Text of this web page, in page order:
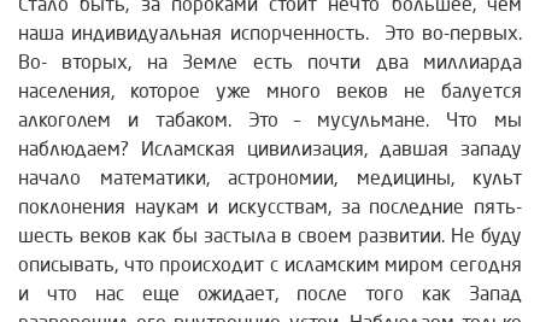
Стало быть, за пороками стоит нечто большее, чем
наша индивидуальная испорченность. Это во-первых.
Во- вторых, на Земле есть почти два миллиарда
населения, которое уже много веков не балуется
алкоголем и табаком. Это – мусульмане. Что мы
наблюдаем? Исламская цивилизация, давшая западу
начало математики, астрономии, медицины, культ
поклонения наукам и искусствам, за последние пять-
шесть веков как бы застыла в своем развитии. Не буду
описывать, что происходит с исламским миром сегодня
и что нас еще ожидает, после того как Запад